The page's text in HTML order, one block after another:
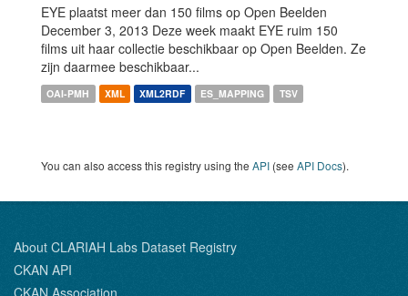
EYE plaatst meer dan 150 films op Open Beelden
December 3, 2013 Deze week maakt EYE ruim 150
films uit haar collectie beschikbaar op Open Beelden. Ze
zijn daarmee beschikbaar...
OAI-PMH XML XML2RDF ES_MAPPING TSV
You can also access this registry using the API (see API Docs).
About CLARIAH Labs Dataset Registry
CKAN API
CKAN Association